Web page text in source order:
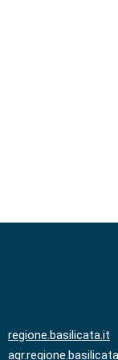
regione.basilicata.it